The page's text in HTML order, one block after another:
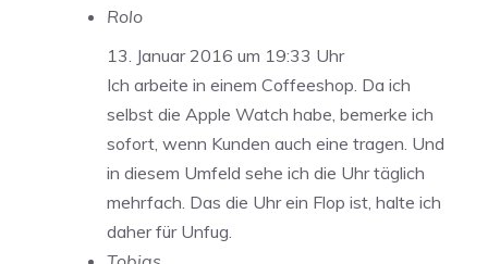
Rolo
13. Januar 2016 um 19:33 Uhr
Ich arbeite in einem Coffeeshop. Da ich
selbst die Apple Watch habe, bemerke ich
sofort, wenn Kunden auch eine tragen. Und
in diesem Umfeld sehe ich die Uhr täglich
mehrfach. Das die Uhr ein Flop ist, halte ich
daher für Unfug.